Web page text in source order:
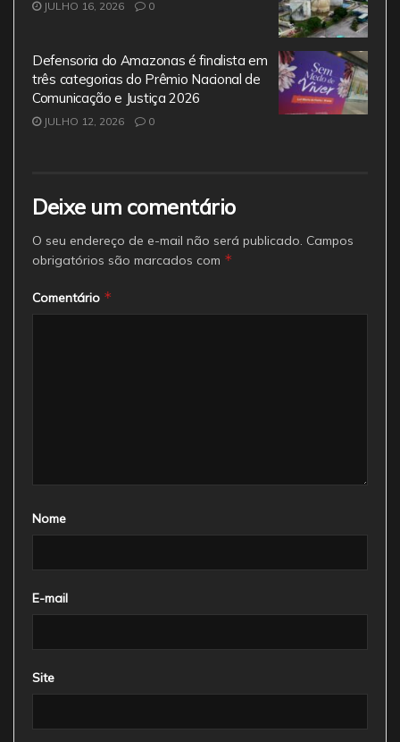
JULHO 16, 2026 0
Defensoria do Amazonas é finalista em
três categorias do Prêmio Nacional de
Comunicação e Justiça 2026
JULHO 12, 2026 0
Deixe um comentário
O seu endereço de e-mail não será publicado. Campos
obrigatórios são marcados com *
Comentário *
Nome
E-mail
Site